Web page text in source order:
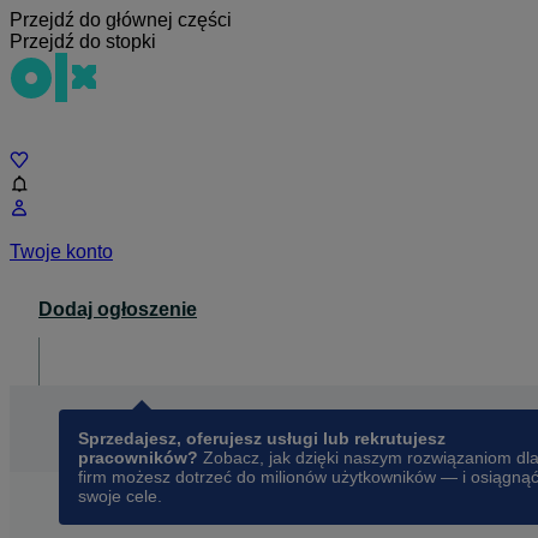
Przejdź do głównej części
Przejdź do stopki
Twoje konto
Dodaj ogłoszenie
Sprzedajesz, oferujesz usługi lub rekrutujesz
pracowników? Zobacz, jak dzięki naszym rozwiązaniom dla
firm możesz dotrzeć do milionów użytkowników — i osiągnąć
swoje cele.